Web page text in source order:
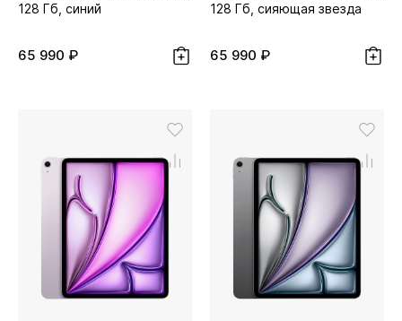
128 Гб, синий
65 990 ₽
128 Гб, сияющая звезда
65 990 ₽